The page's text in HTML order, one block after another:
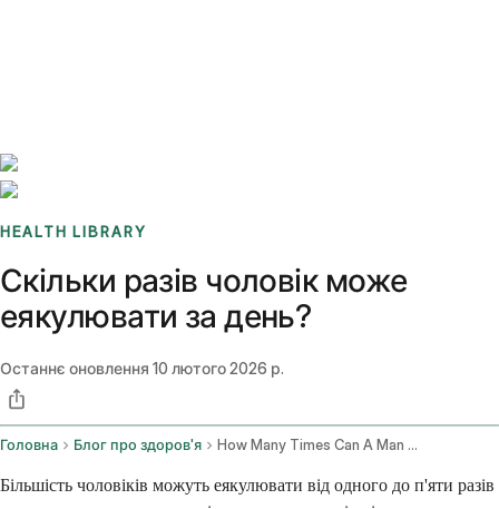
HEALTH LIBRARY
Скільки разів чоловік може
еякулювати за день?
Останнє оновлення 10 лютого 2026 р.
Головна Блог про здоров'я How Many Times Can A Man Ejaculate In A Day
Більшість чоловіків можуть еякулювати від одного до п'яти разів